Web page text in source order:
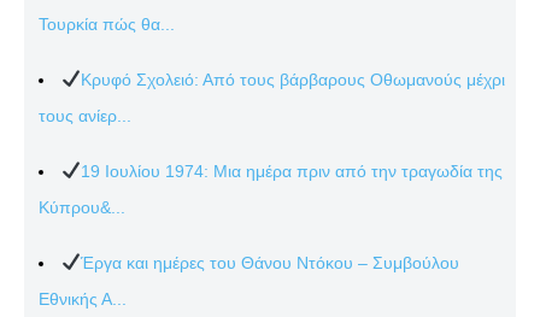
Τουρκία πώς θα...
Κρυφό Σχολειό: Από τους βάρβαρους Οθωμανούς μέχρι
τους ανίερ...
19 Ιουλίου 1974: Μια ημέρα πριν από την τραγωδία της
Κύπρου&...
Έργα και ημέρες του Θάνου Ντόκου – Συμβούλου
Εθνικής Α...